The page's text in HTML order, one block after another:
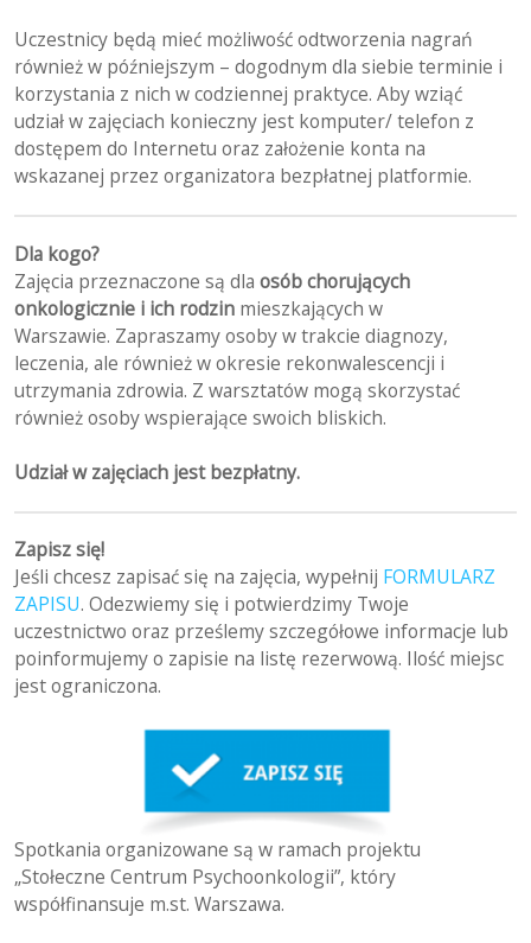
Uczestnicy będą mieć możliwość odtworzenia nagrań
również w późniejszym – dogodnym dla siebie terminie i
korzystania z nich w codziennej praktyce. Aby wziąć
udział w zajęciach konieczny jest komputer/ telefon z
dostępem do Internetu oraz założenie konta na
wskazanej przez organizatora bezpłatnej platformie.
Dla kogo?
Zajęcia przeznaczone są dlaosób chorujących
onkologicznie i ich rodzin mieszkających w
Warszawie. Zapraszamy osoby w trakcie diagnozy,
leczenia, ale również w okresie rekonwalescencji i
utrzymania zdrowia. Z warsztatów mogą skorzystać
również osoby wspierające swoich bliskich.
Udział w zajęciach jest bezpłatny.
Zapisz się!
Jeśli chcesz zapisać się na zajęcia, wypełnij FORMULARZ
ZAPISU. Odezwiemy się i potwierdzimy Twoje
uczestnictwo oraz prześlemy szczegółowe informacje lub
poinformujemy o zapisie na listę rezerwową. Ilość miejsc
jest ograniczona.
Spotkania organizowane są w ramach projektu
„Stołeczne Centrum Psychoonkologii”, który
współfinansuje m.st. Warszawa.